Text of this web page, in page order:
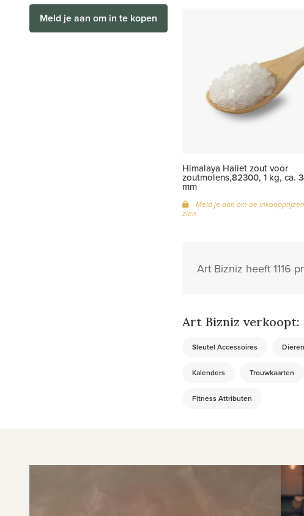
Meld je aan om in te kopen
Himalaya Haliet zout voor
zoutmolens,82300, 1 kg, ca.
mm
Meld je aan om de
zien
Art Bizniz heeft 1116
Art Bizniz verkoopt:
Sleutel Accessoires
Kalenders Trouwkaarten
Fitness Attributen